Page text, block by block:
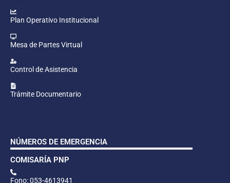
Plan Operativo Institucional
Mesa de Partes Virtual
Control de Asistencia
Trámite Documentario
NÚMEROS DE EMERGENCIA
COMISARÍA PNP
Fono: 053-4613941